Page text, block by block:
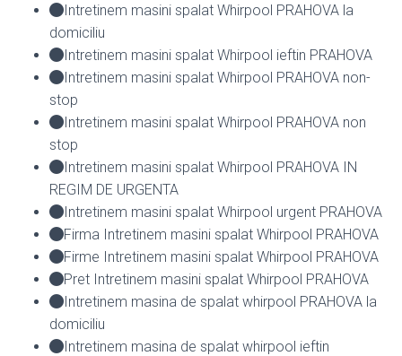
Intretinem masini spalat Whirpool PRAHOVA la
domiciliu
Intretinem masini spalat Whirpool ieftin PRAHOVA
Intretinem masini spalat Whirpool PRAHOVA non-
stop
Intretinem masini spalat Whirpool PRAHOVA non
stop
Intretinem masini spalat Whirpool PRAHOVA IN
REGIM DE URGENTA
Intretinem masini spalat Whirpool urgent PRAHOVA
Firma Intretinem masini spalat Whirpool PRAHOVA
Firme Intretinem masini spalat Whirpool PRAHOVA
Pret Intretinem masini spalat Whirpool PRAHOVA
Intretinem masina de spalat whirpool PRAHOVA la
domiciliu
Intretinem masina de spalat whirpool ieftin